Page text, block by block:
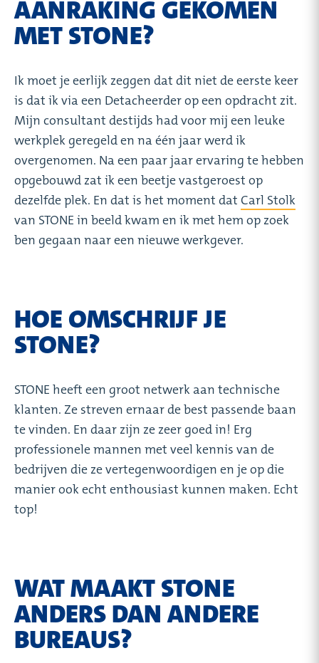
AANRAKING GEKOMEN
MET STONE?
Ik moet je eerlijk zeggen dat dit niet de eerste keer
is dat ik via een Detacheerder op een opdracht zit.
Mijn consultant destijds had voor mij een leuke
werkplek geregeld en na één jaar werd ik
overgenomen. Na een paar jaar ervaring te hebben
opgebouwd zat ik een beetje vastgeroest op
dezelfde plek. En dat is het moment dat Carl Stolk
van STONE in beeld kwam en ik met hem op zoek
ben gegaan naar een nieuwe werkgever.
HOE OMSCHRIJF JE
STONE?
STONE heeft een groot netwerk aan technische
klanten. Ze streven ernaar de best passende baan
te vinden. En daar zijn ze zeer goed in! Erg
professionele mannen met veel kennis van de
bedrijven die ze vertegenwoordigen en je op die
manier ook echt enthousiast kunnen maken. Echt
top!
WAT MAAKT STONE
ANDERS DAN ANDERE
BUREAUS?